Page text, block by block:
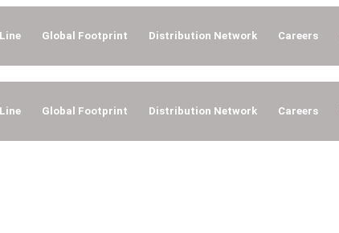
Global Footprint Distribution Network Careers
Global Footprint Distribution Network Careers